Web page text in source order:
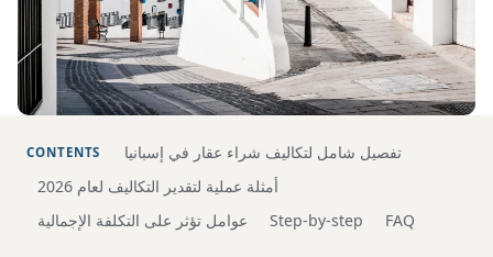
CONTENTS
تفصيل شامل لتكاليف شراء عقار في إسبانيا
أمثلة عملية لتقدير التكاليف لعام 2026
عوامل تؤثر على التكلفة الإجمالية
Step-by-step FAQ